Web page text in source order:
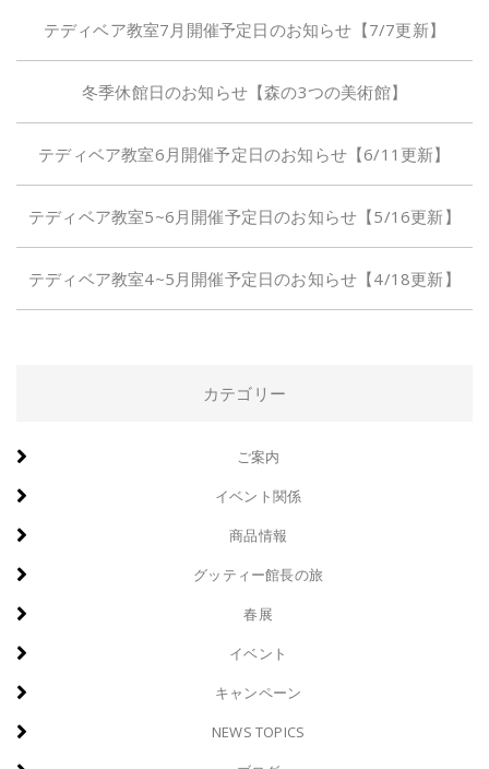
テディベア教室7月開催予定日のお知らせ【7/7更新】
冬季休館日のお知らせ【森の3つの美術館】
テディベア教室6月開催予定日のお知らせ【6/11更新】
テディベア教室5~6月開催予定日のお知らせ【5/16更新】
テディベア教室4~5月開催予定日のお知らせ【4/18更新】
カテゴリー
ご案内
イベント関係
商品情報
グッティー館長の旅
春展
イベント
キャンペーン
NEWS TOPICS